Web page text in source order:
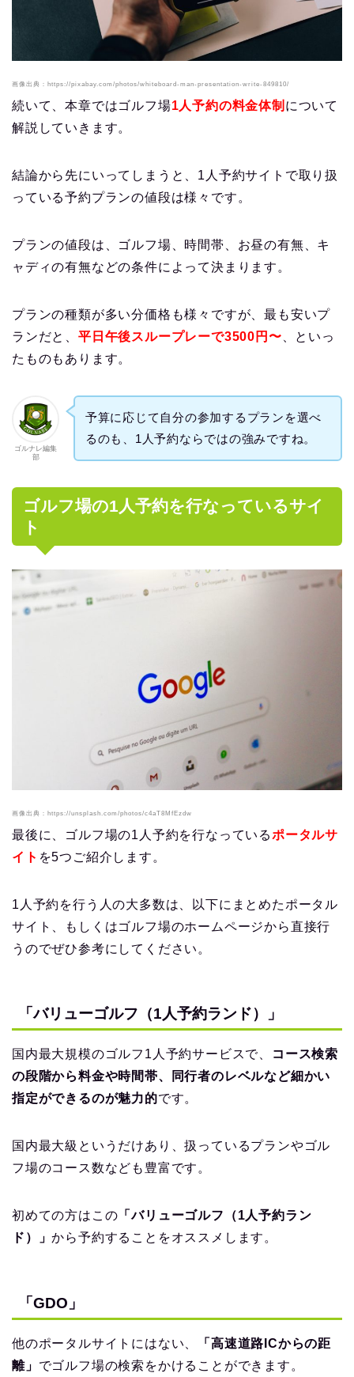
画像出典：https://pixabay.com/photos/whiteboard-man-presentation-write-849810/
続いて、本章ではゴルフ場1人予約の料金体制 について
解説していきます。
結論から先にいってしまうと、1人予約サイトで取り扱
っている予約プランの値段は様々です。
プランの値段は、ゴルフ場、時間帯、お昼の有無、キ
ャディの有無などの条件によって決まります。
プランの種類が多い分価格も様々ですが、最も安いプ
ランだと、 平日午後スループレーで3500円〜 、といっ
たものもあります。
ゴルナレ編集
部
予算に応じて自分の参加するプランを選べ
るのも、1人予約ならではの強みですね。
ゴルフ場の1人予約を行なっているサイ
ト
画像出典：https://unsplash.com/photos/c4aT8MfEzdw
最後に、ゴルフ場の1人予約を行なっているポータルサ
イト を5つご紹介します。
1人予約を行う人の大多数は、以下にまとめたポータル
サイト、もしくはゴルフ場のホームページから直接行
うのでぜひ参考にしてください。
「バリューゴルフ（1人予約ランド）」
国内最大規模のゴルフ1人予約サービスで、
コース検索
の段階から料金や時間帯、同行者のレベルなど細かい
指定ができるのが魅力的です。
国内最大級というだけあり、扱っているプランやゴル
フ場のコース数なども豊富です。
初めての方はこの 「バリューゴルフ（1人予約ラン
ド）」から予約することをオススメします。
「GDO」
他のポータルサイトにはない、
「高速道路ICからの距
離」 でゴルフ場の検索をかけることができます。